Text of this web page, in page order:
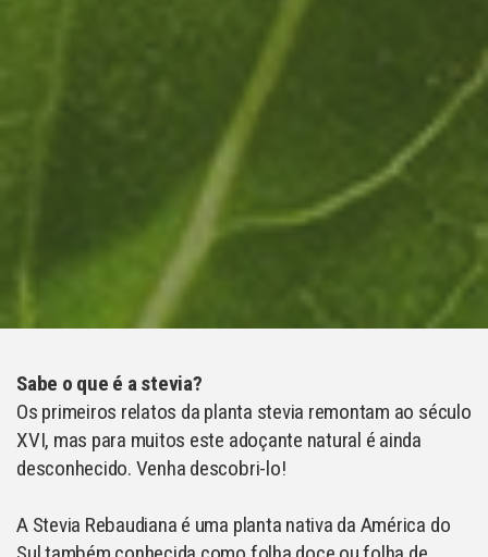
Sabe o que é a stevia?
Os primeiros relatos da planta stevia remontam ao século
XVI, mas para muitos este adoçante natural é ainda
desconhecido. Venha descobri-lo!
A Stevia Rebaudiana é uma planta nativa da América do